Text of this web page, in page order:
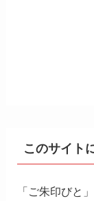
このサイト
「ご朱印びと